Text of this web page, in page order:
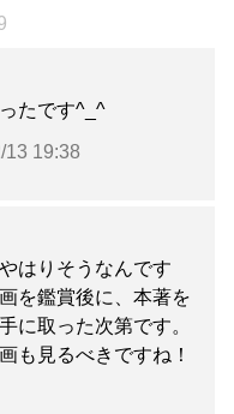
たです^_^
13 19:38
はりそうなんです
を鑑賞後に、本著を
に取った次第です。
も見るべきですね！